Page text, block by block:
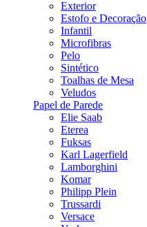
Exterior
Estofo e Decoração
Infantil
Microfibras
Pelo
Sintético
Toalhas de Mesa
Veludos
Papel de Parede
Elie Saab
Eterea
Fuksas
Karl Lagerfield
Lamborghini
Komar
Philipp Plein
Trussardi
Versace